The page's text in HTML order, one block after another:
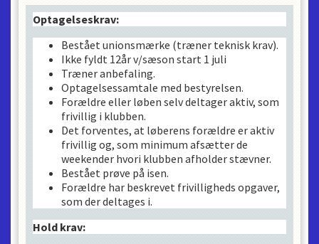
Optagelseskrav:
Bestået unionsmærke (træner teknisk krav).
Ikke fyldt 12år v/sæson start 1 juli
Træner anbefaling.
Optagelsessamtale med bestyrelsen.
Forældre eller løben selv deltager aktiv, som
frivillig i klubben.
Det forventes, at løberens forældre er aktiv
frivillig og, som minimum afsætter de
weekender hvori klubben afholder stævner.
Bestået prøve på isen.
Forældre har beskrevet frivilligheds opgaver,
som der deltages i.
Hold krav: